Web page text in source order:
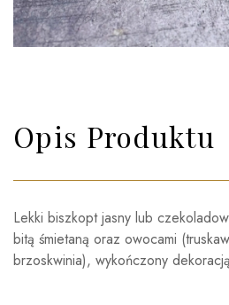
Opis Produktu
Lekki biszkopt jasny lub
bitą śmietaną oraz owocami
brzoskwinia), wykończony